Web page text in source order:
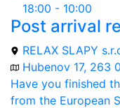
18:00 - 10:00
Post arrival
RELAX SLAPY
Hubenov 17, 263
Have you finished
from the European